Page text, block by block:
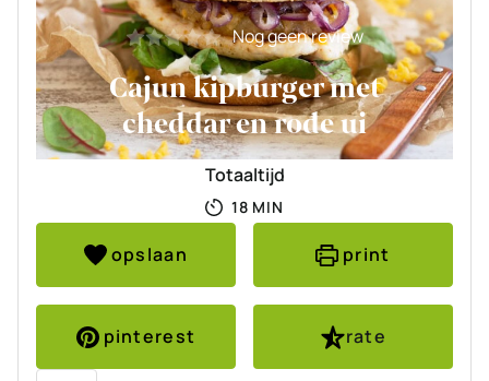
Nog geen review
Cajun kipburger met
cheddar en rode ui
Totaaltijd
18MINUTEN
MIN
opslaan print
pinterest
rate